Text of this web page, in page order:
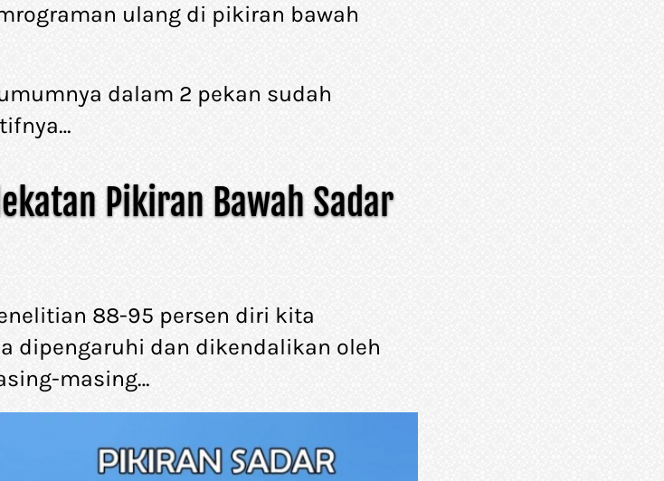
ulang di pikiran bawah
dalam 2 pekan sudah
Pikiran Bawah Sadar
88-95 persen diri kita
dipengaruhi dan dikendalikan oleh
masing…